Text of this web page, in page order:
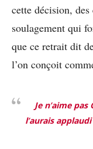
cette décision,
soulagement qui
que ce retrait dit
l’on conçoit
Je n’aime pas
l’aurais applaudi